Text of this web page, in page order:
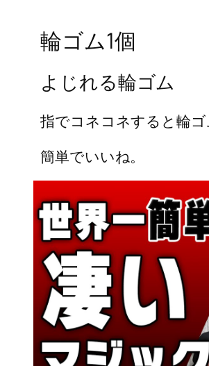
輪ゴム1個
よじれる輪ゴム
指でコネコネすると輪ゴ
簡単でいいね。